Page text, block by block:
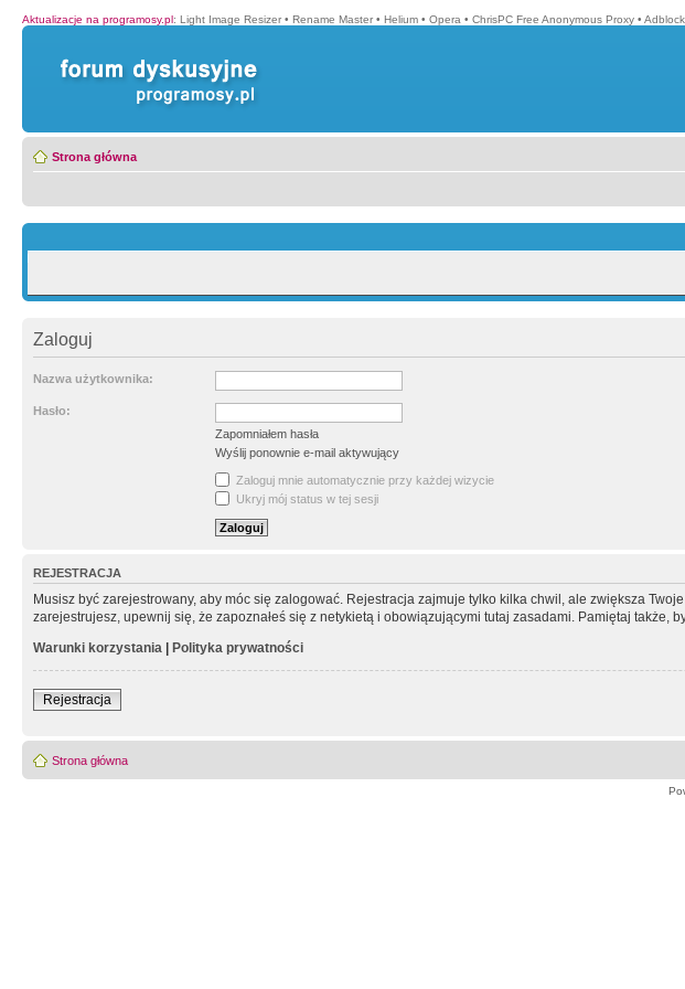
Aktualizacje na programosy.pl: Light Image Resizer • Rename Master • Helium • Opera • ChrisPC Free Anonymous Proxy •
Strona główna
Zaloguj
Nazwa użytkownika:
Hasło:
Zapomniałem hasła
Wyślij ponownie e-mail aktywujący
Zaloguj mnie automatycznie przy każdej wizycie
Ukryj mój status w tej sesji
REJESTRACJA
Musisz być zarejestrowany, aby móc się zalogować. Rejestracja zajmuje tylko kilka chwil, ale zwiększa
zarejestrujesz, upewnij się, że zapoznałeś się z netykietą i obowiązującymi tutaj zasadami. Pamiętaj także,
Warunki korzystania | Polityka prywatności
Rejestracja
Strona główna